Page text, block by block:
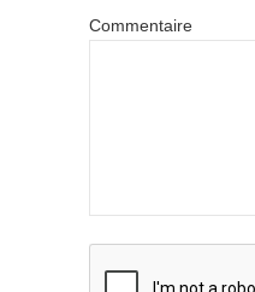
Commentaire